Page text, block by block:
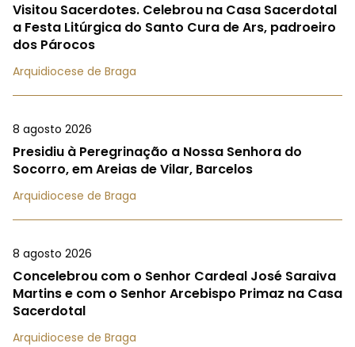
Visitou Sacerdotes. Celebrou na Casa Sacerdotal
a Festa Litúrgica do Santo Cura de Ars, padroeiro
dos Párocos
Arquidiocese de Braga
8 agosto 2026
Presidiu à Peregrinação a Nossa Senhora do
Socorro, em Areias de Vilar, Barcelos
Arquidiocese de Braga
8 agosto 2026
Concelebrou com o Senhor Cardeal José Saraiva
Martins e com o Senhor Arcebispo Primaz na Casa
Sacerdotal
Arquidiocese de Braga